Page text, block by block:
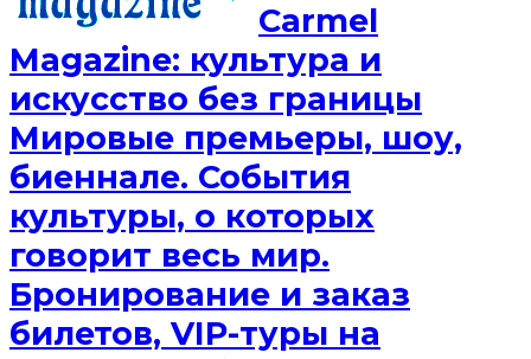
Сarmel
Magazine: культура и
искусство без границы
Мировые премьеры, шоу,
биеннале. События
культуры, о которых
говорит весь мир.
Бронирование и заказ
билетов, VIP-туры на